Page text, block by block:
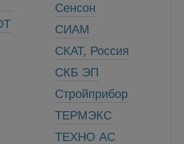
Сенсон
СИАМ
СКАТ, Россия
СКБ ЭП
Стройприбор
ТЕРМЭКС
ТЕХНО АС